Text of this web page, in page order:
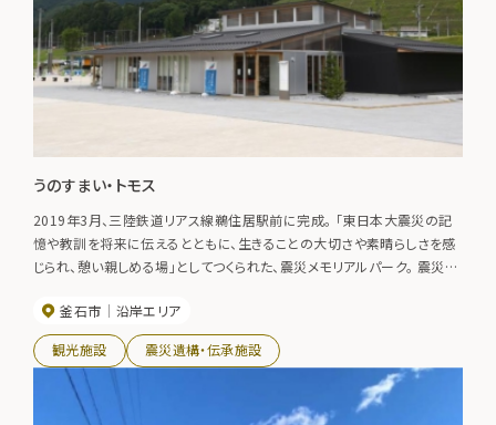
うのすまい・トモス
2019年3月、三陸鉄道リアス線鵜住居駅前に完成。 「東日本大震災の記
憶や教訓を将来に伝えるとともに、生きることの大切さや素晴らしさを感
じられ、憩い親しめる場」としてつくられた、震災メモリアルパーク。 震災の
牲者の慰霊・追悼施設「釜石祈りのパーク」、お食事やお土産の購入がで
きる「鵜の郷交流館」がある
釜石市 沿岸エリア
観光施設 震災遺構・伝承施設